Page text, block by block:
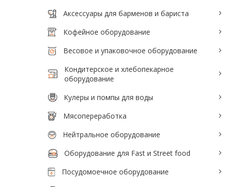
Аксессуары для барменов и бариста
Кофейное оборудование
Весовое и упаковочное оборудование
Кондитерское и хлебопекарное
оборудование
Кулеры и помпы для воды
Мясопереработка
Нейтральное оборудование
Оборудование для Fast и Street food
Посудомоечное оборудование